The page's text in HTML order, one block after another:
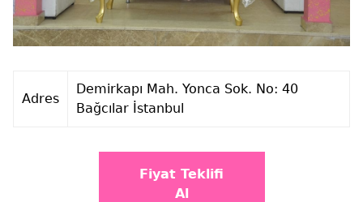
Adres
Demirkapı Mah. Yonca Sok. No: 40
Bağcılar İstanbul
Fiyat Teklifi
Al